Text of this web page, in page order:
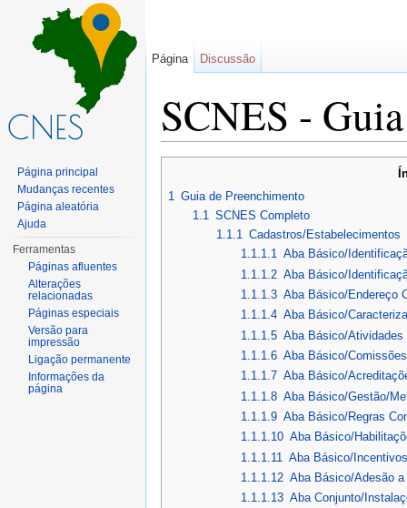
SCNES -
1 Guia de Preenchimento
1.1 SCNES Completo
1.1.1 Cadastros/Estabelecimentos
1.1.1.1 Aba Básico/
1.1.1.2 Aba Básico/
1.1.1.3 Aba Básico/Endereço
1.1.1.4 Aba Básico/
1.1.1.5 Aba Básico/Atividades
1.1.1.6 Aba Básico/Comissões
1.1.1.7 Aba Básico/
1.1.1.8 Aba Básico/Gestão/
1.1.1.9 Aba Básico/Regras
1.1.1.10 Aba Básico/
1.1.1.11 Aba Básico/Incentivos
1.1.1.12 Aba Básico/Adesão
1.1.1.13 Aba Conjunto/
Página Discussão
Página principal
Mudanças recentes
Página aleatória
Ajuda
Ferramentas
Páginas afluentes
Alterações
relacionadas
Páginas especiais
Versão para
impressão
Ligação permanente
Informações da
página